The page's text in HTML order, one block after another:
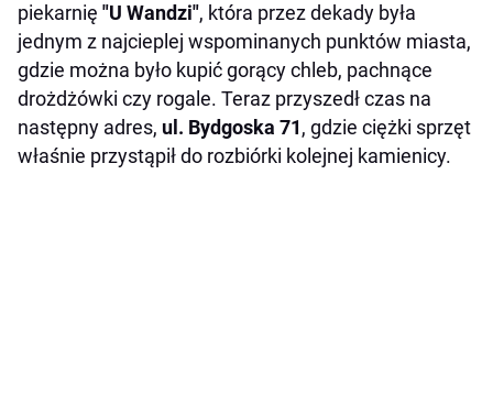
piekarnię "U Wandzi", która przez dekady była
jednym z najcieplej wspominanych punktów miasta,
gdzie można było kupić gorący chleb, pachnące
drożdżówki czy rogale. Teraz przyszedł czas na
następny adres, ul. Bydgoska 71, gdzie ciężki sprzęt
właśnie przystąpił do rozbiórki kolejnej kamienicy.